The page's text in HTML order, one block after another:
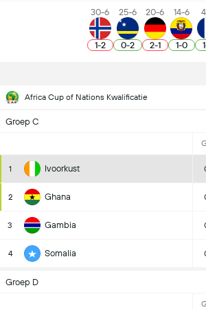
30-6
1-2
25-6
0-2
20-6
2-1
14-6
1-0 1
Africa Cup of Nations Kwalificatie
Groep C
1 Ivoorkust
2 Ghana
3 Gambia
4 Somalia
Groep D